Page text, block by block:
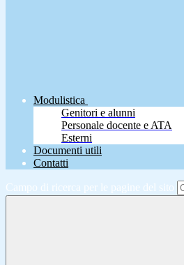
Modulistica
Genitori e alunni
Personale docente e ATA
Esterni
Documenti utili
Contatti
Campo di ricerca per le pagine del sito